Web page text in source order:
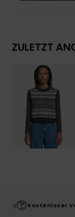
ZULETZT
Kostenloser